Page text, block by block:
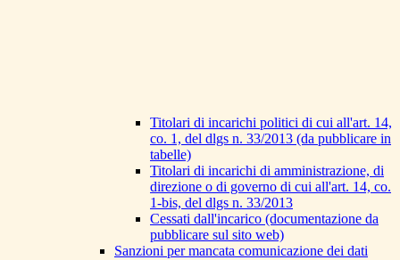
Titolari di incarichi politici di cui all'art. 14,
co. 1, del dlgs n. 33/2013 (da pubblicare in
tabelle)
Titolari di incarichi di amministrazione, di
direzione o di governo di cui all'art. 14, co.
1-bis, del dlgs n. 33/2013
Cessati dall'incarico (documentazione da
pubblicare sul sito web)
Sanzioni per mancata comunicazione dei dati